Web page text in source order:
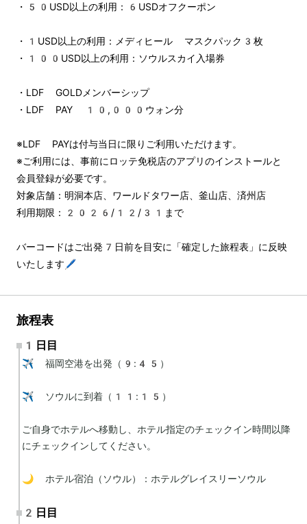
・50USD以上の利用：6USDオフクーポン
・1USD以上の利用：メディヒール マスクパック3枚
・100USD以上の利用：ソウルスカイ入場券
・LDF GOLDメンバーシップ
・LDF PAY 10,000ウォン分
※LDF PAYは付与当日に限りご利用いただけます。
※ご利用には、事前にロッテ免税店のアプリのインストールと
会員登録が必要です。
対象店舗：明洞本店、ワールドタワー店、釜山店、済州店
利用期限：2026/12/31まで
バーコードはご出発7日前を目安に「確定した旅程表」に反映
いたします🖊️
旅程表
1日目
✈️ 福岡空港を出発（9:45）
✈️ ソウルに到着（11:15）
ご自身でホテルへ移動し、ホテル指定のチェックイン時間以降
にチェックインしてください。
🌙 ホテル宿泊（ソウル）：ホテルグレイスリーソウル
2日目